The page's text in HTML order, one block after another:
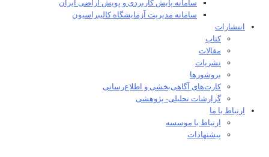
سامانه پایش کاربردی و پویش اراضی ایران
سامانه مدیریت آزمایشگاه کالیبراسیون
انتشارات
کتاب
مقالات
نشریات
بروشورها
کارت‌های آگاهی‌بخشی و اطلاع‌رسانی
گزارشات تحلیلی- پژوهشی
ارتباط با ما
ارتباط با موسسه
پیشنهادات